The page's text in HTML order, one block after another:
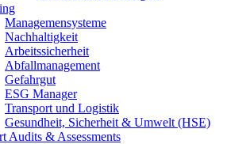
Managemensysteme
Nachhaltigkeit
Arbeitssicherheit
Abfallmanagement
Gefahrgut
ESG Manager
Transport und Logistik
Gesundheit, Sicherheit & Umwelt (HSE)
Audits & Assessments